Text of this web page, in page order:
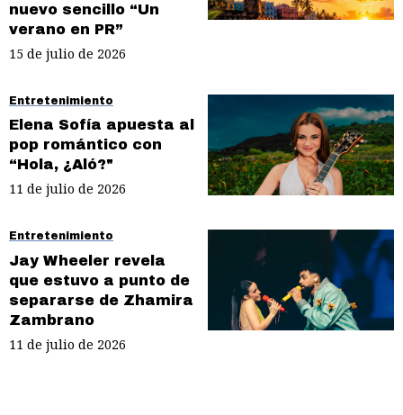
nuevo sencillo “Un
verano en PR”
15 de julio de 2026
Entretenimiento
Elena Sofía apuesta al
pop romántico con
“Hola, ¿Aló?"
11 de julio de 2026
Entretenimiento
Jay Wheeler revela
que estuvo a punto de
separarse de Zhamira
Zambrano
11 de julio de 2026